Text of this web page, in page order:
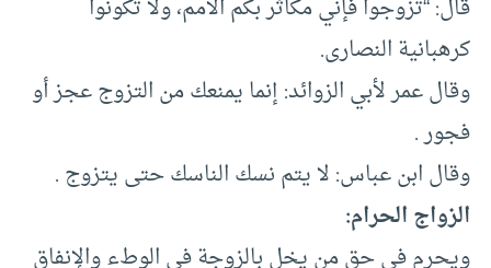
قال: “تزوجوا فإني مكاثر بكم الأمم، ولا تكونوا
كرهبانية النصارى.
وقال عمر لأبي الزوائد: إنما يمنعك من التزوج عجز أو
فجور .
وقال ابن عباس: لا يتم نسك الناسك حتى يتزوج .
الزواج الحرام:
ويحرم في حق من يخل بالزوجة في الوطء والإنفاق